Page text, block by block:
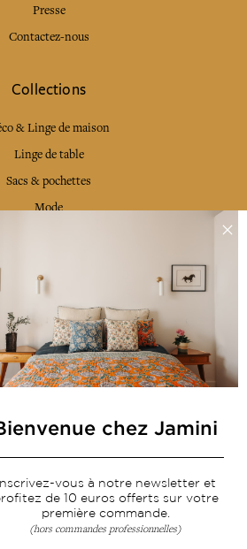
Presse
Contactez-nous
Collections
& Linge de maison
Linge de table
Sacs & pochettes
Mode
Livraison & retour
CGV
Devenir revendeur
Notre communauté
raconté avec poésie et élégance
Inscrivez vous à notre newsletter
chez Jamini
vous à notre newsletter et
de 10 euros offerts sur votre
première commande.
(hors commandes professionnelles)